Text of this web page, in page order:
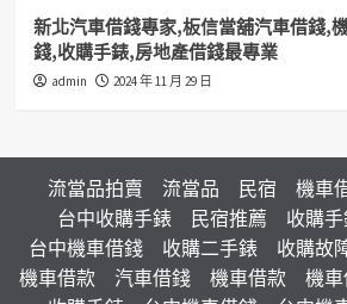
新北汽車借錢專家,板信當舖汽車借錢,
錢,收購手錶,房地產借錢最專業
admin 2024 年 11 月 29 日
流當品拍賣 流當品 民宿 機車
台中收購手錶
民宿推薦 收購
台中機車借錢
收購二手錶 收購故
機車借款
汽車借錢 機車借款 機